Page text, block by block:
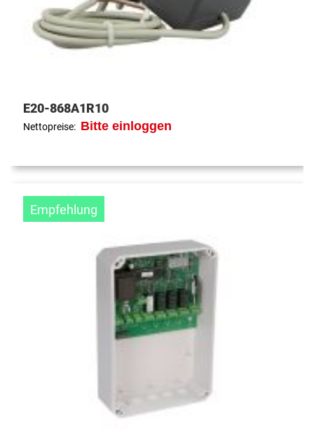
E20-868A1R10
Nettopreise: Bitte einloggen
Empfehlung